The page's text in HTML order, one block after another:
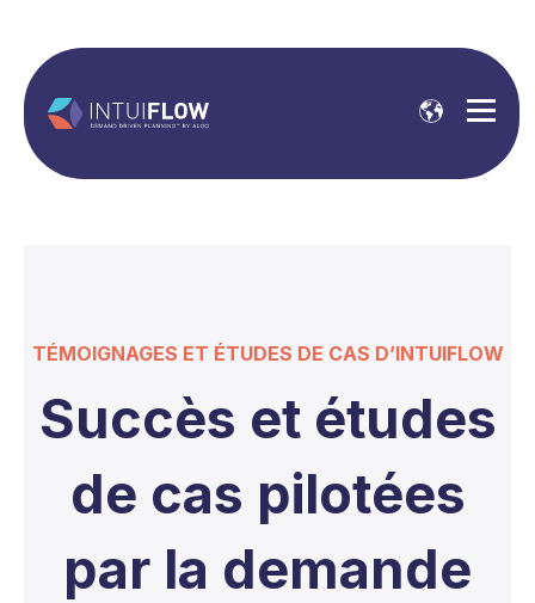
TÉMOIGNAGES ET ÉTUDES DE CAS D’INTUIFLOW
Succès et études
de cas pilotées
par la demande